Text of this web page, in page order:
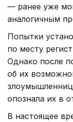
— ранее уже
аналогичным
Попытки
по месту
Однако после
об их
опознала их в
В настоящее